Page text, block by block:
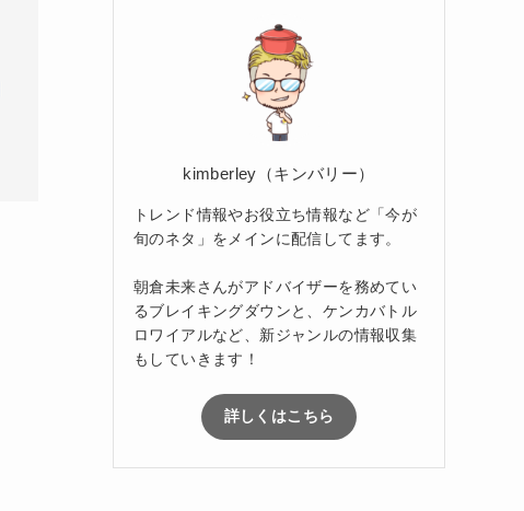
kimberley（キンバリー）
トレンド情報やお役立ち情報など「今が
旬のネタ」をメインに配信してます。
朝倉未来さんがアドバイザーを務めてい
るブレイキングダウンと、ケンカバトル
ロワイアルなど、新ジャンルの情報収集
もしていきます！
詳しくはこちら